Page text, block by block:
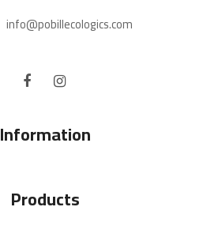
info@pobillecologics.com
Information
Products